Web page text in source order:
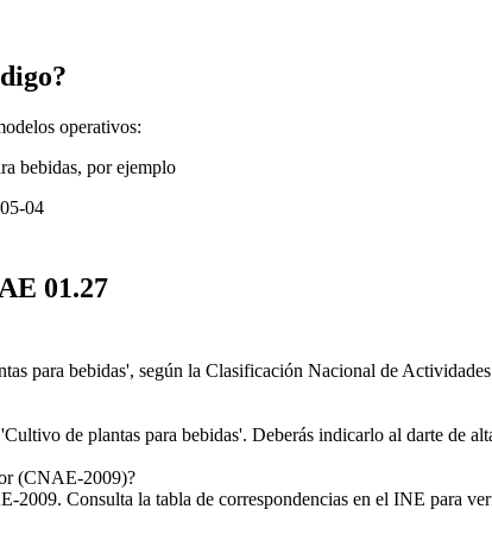
operativos:
bebidas, por ejemplo
04
01.27
para bebidas', según la Clasificación Nacional de
de plantas para bebidas'. Deberás indicarlo al darte de
(CNAE-2009)?
Consulta la tabla de correspondencias en el INE para